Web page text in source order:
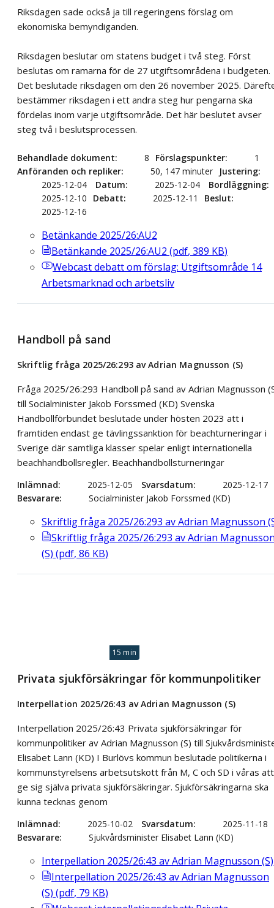
Riksdagen sade också ja till regeringens förslag om
ekonomiska bemyndiganden.
Riksdagen beslutar om statens budget i två steg. Först
beslutas om ramarna för de 27 utgiftsområdena i budgeten.
Det beslutade riksdagen om den 26 november 2025.
bestämmer riksdagen i ett andra steg hur pengarna ska
fördelas inom varje utgiftsområde. Det här beslutet avser
steg två i beslutsprocessen.
Behandlade dokument 8 Förslagspunkter
1
Anföranden och repliker
50, 147 minuter
Justering
2025-12-04
Datum 2025-12-04
Bordläggning
2025-12-10
Debatt 2025-12-11
Beslut
2025-12-16
Betänkande 2025/26:AU2
Betänkande 2025/26:AU2 (pdf, 389 KB)
Webcastdebatt om förslag: Utgiftsområde 14
Arbetsmarknad och arbetsliv
Handboll på sand
Skriftlig fråga 2025/26:293 av Adrian Magnusson (S)
Fråga 2025/26:293 Handboll på sand av Adrian Magnusson
till Socialminister Jakob Forssmed (KD) Svenska
Handbollförbundet beslutade under hösten 2023 att i
framtiden endast ge tävlingssanktion för beachturneringar i
Sverige där samtliga klasser spelar enligt internationella
beachhandbollsregler. Beachhandbollsturneringar
Inlämnad 2025-12-05 Svarsdatum
2025-12-17
Besvarare
Socialminister Jakob Forssmed (KD)
Skriftlig fråga 2025/26:293 av Adrian Magnusson
Skriftlig fråga 2025/26:293 av Adrian
(S) (pdf, 86 KB)
15 min
Privata sjukförsäkringar för kommunpolitiker
Interpellation 2025/26:43 av Adrian Magnusson (S)
Interpellation 2025/26:43 Privata sjukförsäkringar för
kommunpolitiker av Adrian Magnusson (S) till
Elisabet Lann (KD) I Burlövs kommun beslutade politikerna i
kommunstyrelsens arbetsutskott från M, C och SD i våras att
ge sig själva privata sjukförsäkringar. Sjukförsäkringarna ska
kunna tecknas genom
Inlämnad 2025-10-02 Svarsdatum
2025-11-18
Besvarare
Sjukvårdsminister Elisabet Lann (KD)
Interpellation 2025/26:43 av Adrian Magnusson (S)
Interpellation 2025/26:43 av Adrian Magnusson
(S) (pdf, 79 KB)